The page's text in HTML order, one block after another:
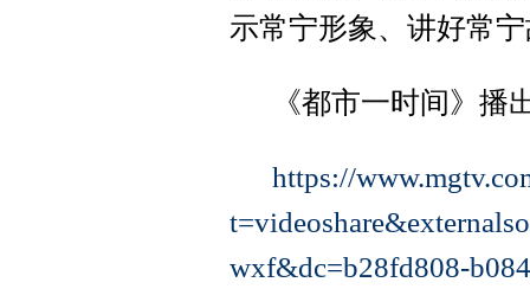
示常宁形象、讲好常
《都市一时间》播
https://
wxf&dc=b28fd808-